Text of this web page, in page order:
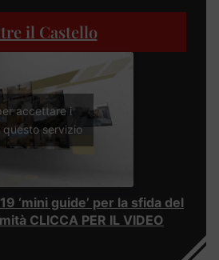
il Castello
accettare i
questo servizio
‘mini guide’ per la sfida del
CLICCA PER IL VIDEO